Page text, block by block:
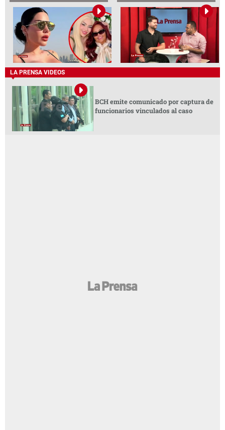
LA PRENSA VIDEOS
BCH emite comunicado por captura de
funcionarios vinculados al caso